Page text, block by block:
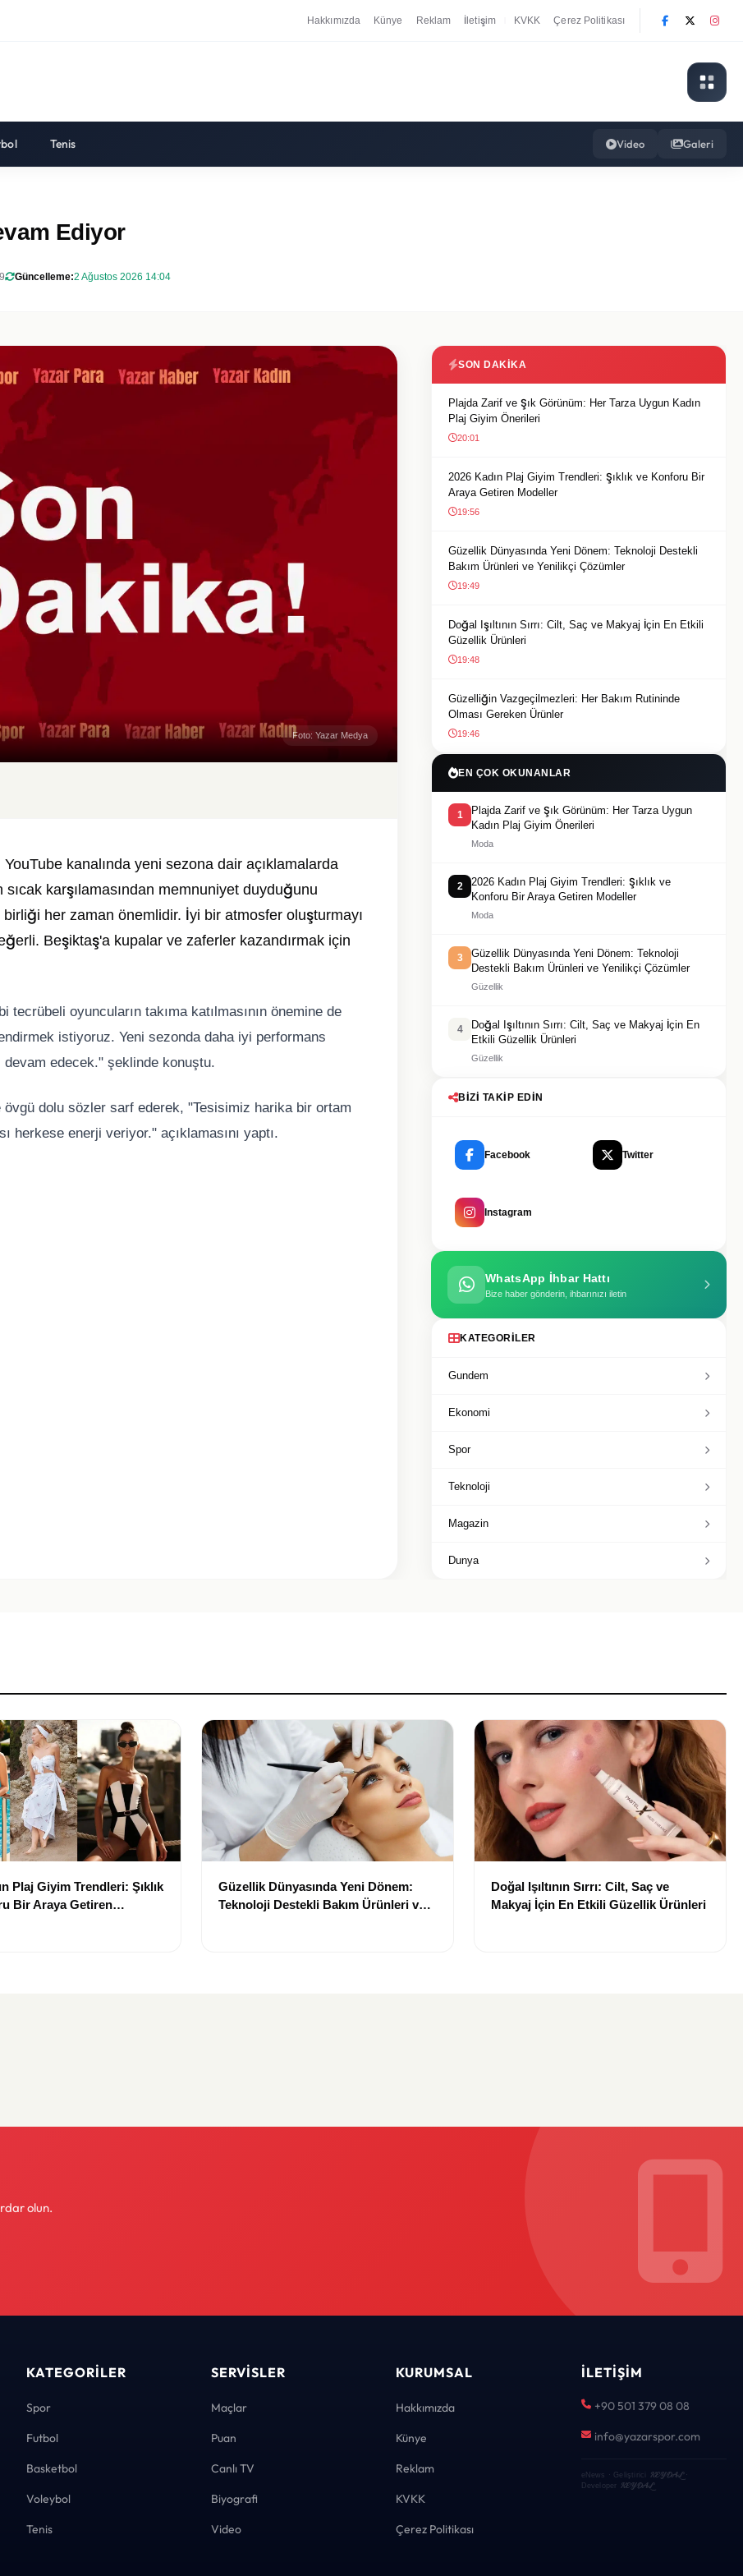
Hakkımızda Künye Reklam İletişim KVKK Çerez Politikası
Tenis Video Galeri
Ediyor
Güncelleme:2 Ağustos 2026 14:04
Foto: Yazar Medya
kanalında yeni sezona dair açıklamalarda
karşılamasından memnuniyet duyduğunu
birliği her zaman önemlidir. İyi bir atmosfer oluşturmayı
Beşiktaş'a kupalar ve zaferler kazandırmak için
oyuncuların takıma katılmasının önemine de
istiyoruz. Yeni sezonda daha iyi performans
devam edecek." şeklinde konuştu.
dolu sözler sarf ederek, "Tesisimiz harika bir ortam
enerji veriyor." açıklamasını yaptı.
SON DAKIKA
Plajda Zarif ve Şık Görünüm: Her Tarza Uygun Kadın
Plaj Giyim Önerileri
20:01
2026 Kadın Plaj Giyim Trendleri: Şıklık ve Konforu Bir
Araya Getiren Modeller
19:56
Güzellik Dünyasında Yeni Dönem: Teknoloji Destekli
Bakım Ürünleri ve Yenilikçi Çözümler
19:49
Doğal Işıltının Sırrı: Cilt, Saç ve Makyaj İçin En Etkili
Güzellik Ürünleri
19:48
Güzelliğin Vazgeçilmezleri: Her Bakım Rutininde
Olması Gereken Ürünler
19:46
EN ÇOK OKUNANLAR
1
Plajda Zarif ve Şık Görünüm: Her Tarza Uygun
Kadın Plaj Giyim Önerileri
Moda
2
2026 Kadın Plaj Giyim Trendleri: Şıklık ve
Konforu Bir Araya Getiren Modeller
Moda
3
Güzellik Dünyasında Yeni Dönem: Teknoloji
Destekli Bakım Ürünleri ve Yenilikçi Çözümler
Güzellik
4
Doğal Işıltının Sırrı: Cilt, Saç ve Makyaj İçin En
Etkili Güzellik Ürünleri
Güzellik
BIZI TAKIP EDIN
Facebook Twitter
Instagram
WhatsApp İhbar Hattı
Bize haber gönderin, ihbarınızı iletin
KATEGORILER
Gundem
Ekonomi
Spor
Teknoloji
Magazin
Dunya
Plaj Giyim Trendleri: Şıklık
Bir Araya Getiren
Güzellik Dünyasında Yeni Dönem:
Teknoloji Destekli Bakım Ürünleri ve
Doğal Işıltının Sırrı: Cilt, Saç ve
Makyaj İçin En Etkili Güzellik Ürünleri
olun.
KATEGORILER
Spor
Futbol
Basketbol
Voleybol
Tenis
SERVISLER
Maçlar
Puan
Canlı TV
Biyografi
Video
KURUMSAL
Hakkımızda
Künye
Reklam
KVKK
Çerez Politikası
İLETIŞIM
+90 501 379 08 08
info@yazarspor.com
eNews · Geliştirici KEYDAL·
Developer KEYDAL